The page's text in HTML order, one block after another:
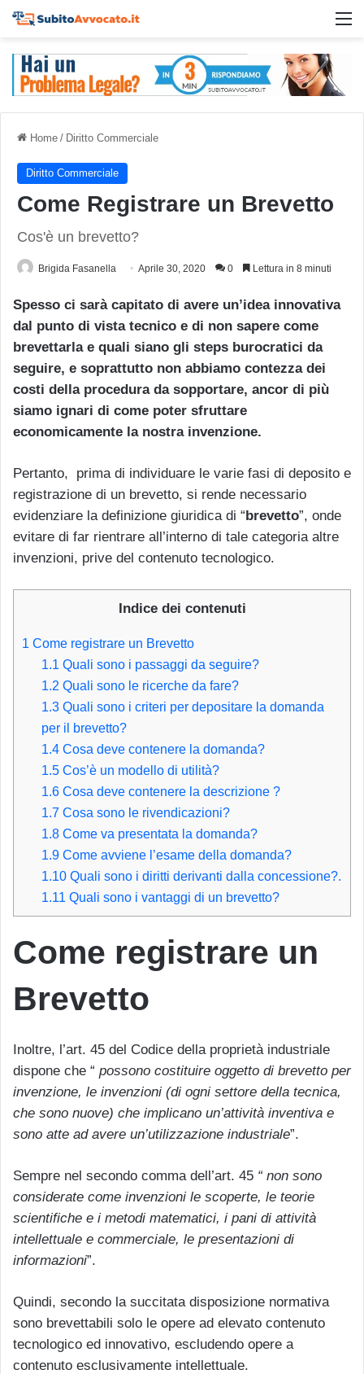
Home / Diritto Commerciale
Diritto Commerciale
Come Registrare un Brevetto
Cos'è un brevetto?
Brigida Fasanella Aprile 30, 2020 0 Lettura in 8 minuti
Spesso ci sarà capitato di avere un’idea innovativa
dal punto di vista tecnico e di non sapere come
brevettarla e quali siano gli steps burocratici da
seguire, e soprattutto non abbiamo contezza dei
costi della procedura da sopportare, ancor di più
siamo ignari di come poter sfruttare
economicamente la nostra invenzione.
Pertanto, prima di individuare le varie fasi di deposito e
registrazione di un brevetto, si rende necessario
evidenziare la definizione giuridica di “brevetto”, onde
evitare di far rientrare all’interno di tale categoria altre
invenzioni, prive del contenuto tecnologico.
Indice dei contenuti
1 Come registrare un Brevetto
1.1 Quali sono i passaggi da seguire?
1.2 Quali sono le ricerche da fare?
1.3 Quali sono i criteri per depositare la domanda
per il brevetto?
1.4 Cosa deve contenere la domanda?
1.5 Cos’è un modello di utilità?
1.6 Cosa deve contenere la descrizione ?
1.7 Cosa sono le rivendicazioni?
1.8 Come va presentata la domanda?
1.9 Come avviene l’esame della domanda?
1.10 Quali sono i diritti derivanti dalla concessione?.
1.11 Quali sono i vantaggi di un brevetto?
Come registrare un
Brevetto
Inoltre, l’art. 45 del Codice della proprietà industriale
dispone che “ possono costituire oggetto di brevetto per
invenzione, le invenzioni (di ogni settore della tecnica,
che sono nuove) che implicano un’attività inventiva e
sono atte ad avere un’utilizzazione industriale”.
Sempre nel secondo comma dell’art. 45 “ non sono
considerate come invenzioni le scoperte, le teorie
scientifiche e i metodi matematici, i pani di attività
intellettuale e commerciale, le presentazioni di
informazioni”.
Quindi, secondo la succitata disposizione normativa
sono brevettabili solo le opere ad elevato contenuto
tecnologico ed innovativo, escludendo opere a
contenuto esclusivamente intellettuale.